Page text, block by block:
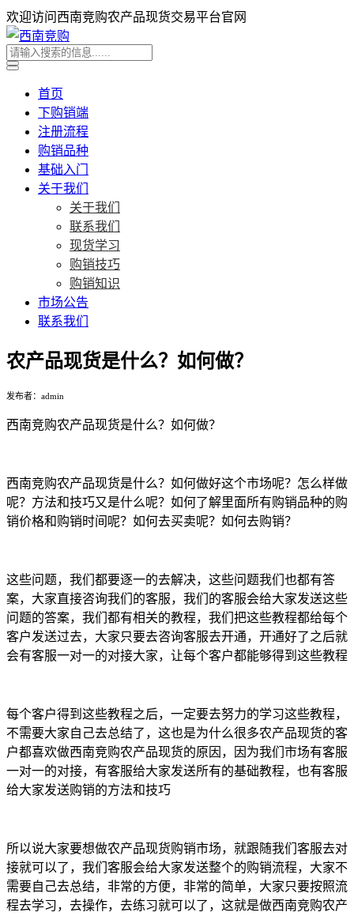
欢迎访问西南竞购农产品现货交易平台官网
首页
下购销端
注册流程
购销品种
基础入门
关于我们
关于我们
联系我们
现货学习
购销技巧
购销知识
市场公告
联系我们
农产品现货是什么？如何做？
发布者：admin
西南竞购农产品现货是什么？如何做？
西南竞购农产品现货是什么？如何做好这个市场呢？怎么样做
呢？方法和技巧又是什么呢？如何了解里面所有购销品种的购
销价格和购销时间呢？如何去买卖呢？如何去购销？
这些问题，我们都要逐一的去解决，这些问题我们也都有答
案，大家直接咨询我们的客服，我们的客服会给大家发送这些
问题的答案，我们都有相关的教程，我们把这些教程都给每个
客户发送过去，大家只要去咨询客服去开通，开通好了之后就
会有客服一对一的对接大家，让每个客户都能够得到这些教程
每个客户得到这些教程之后，一定要去努力的学习这些教程，
不需要大家自己去总结了，这也是为什么很多农产品现货的客
户都喜欢做西南竞购农产品现货的原因，因为我们市场有客服
一对一的对接，有客服给大家发送所有的基础教程，也有客服
给大家发送购销的方法和技巧
所以说大家要想做农产品现货购销市场，就跟随我们客服去对
接就可以了，我们客服会给大家发送整个的购销流程，大家不
需要自己去总结，非常的方便，非常的简单，大家只要按照流
程去学习，去操作，去练习就可以了，这就是做西南竞购农产